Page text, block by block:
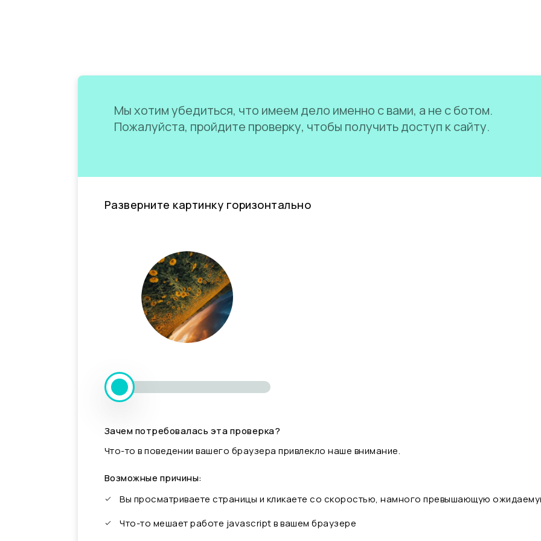
Мы хотим убедиться, что имеем дело именно с вами, а не с ботом.
Пожалуйста, пройдите проверку, чтобы получить доступ к сайту.
Разверните картинку горизонтально
Зачем потребовалась эта проверка?
Что-то в поведении вашего браузера привлекло наше внимание.
Возможные причины:
Вы просматриваете страницы и кликаете со скоростью, намного превышающую
Что-то мешает работе javascript в вашем браузере